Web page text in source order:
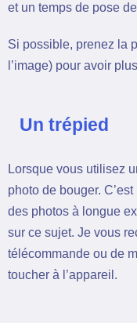
et un temps de pose
Si possible, prenez la
l’image) pour avoir
Un trépied
Lorsque vous utilisez
photo de bouger.
des photos à longue
sur ce sujet. Je vous
télécommande ou de
toucher à l’appareil.